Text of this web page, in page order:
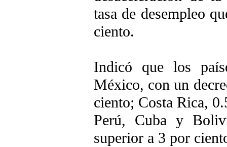
tasa de desempleo
ciento.
Indicó que los
México, con un
ciento; Costa Rica,
Perú, Cuba y
superior a 3 por